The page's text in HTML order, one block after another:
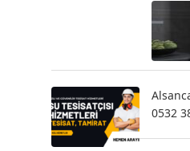
0532